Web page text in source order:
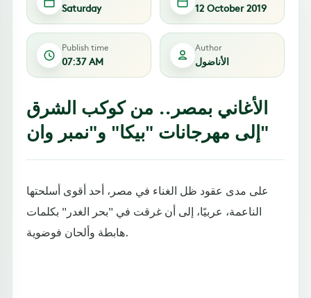
Saturday 12 October 2019
Publish time
07:37 AM
Author
الأناضول
الأغاني بمصر.. من كوكب الشرق
إلى مهرجانات "بيكا" و"نمبر وان"
على مدى عقود ظل الغناء في مصر، أحد أقوى أسلحتها
الناعمة، عربيًا، إلى أن غرقت في "بحر الغدر" بكلمات
هابطة وألحان فوضوية.